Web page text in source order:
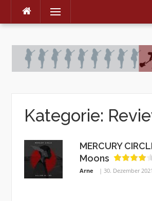
Skip
Menu
Kategorie:
MERCURY
Moons
Arne 30. Dezember 2021